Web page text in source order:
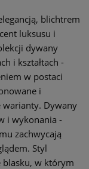
blichtrem
luksusu i
dywany
i kształtach -
w postaci
i
warianty. Dywany
i wykonania -
zachwycają
Styl
blasku, w którym